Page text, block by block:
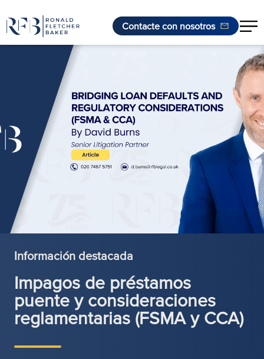
Saltar al contenido
Contacte con nosotros
Información destacada
Impagos de préstamos
puente y consideraciones
reglamentarias (FSMA y CCA)